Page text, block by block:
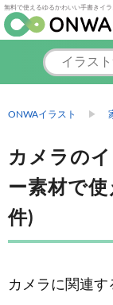
無料で使えるゆるかわいい手書きイラ
ONWAイラスト
カメラの
ー素材で
件)
カメラに関連